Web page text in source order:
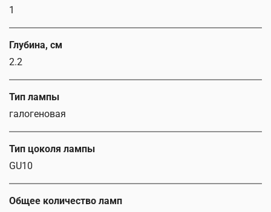
1
Глубина, см
2.2
Тип лампы
галогеновая
Тип цоколя лампы
GU10
Общее количество ламп